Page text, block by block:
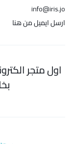
info@iris.jo
ارسل ايميل من هنا
اول متجر